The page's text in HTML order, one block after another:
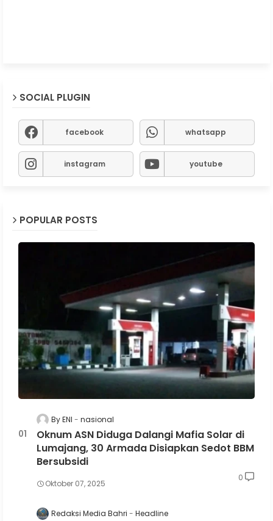
SOCIAL PLUGIN
facebook whatsapp
instagram youtube
POPULAR POSTS
By ENI nasional
Oknum ASN Diduga Dalangi Mafia Solar di
Lumajang, 30 Armada Disiapkan Sedot BBM
Bersubsidi
Oktober 07, 2025
0
Redaksi Media Bahri Headline